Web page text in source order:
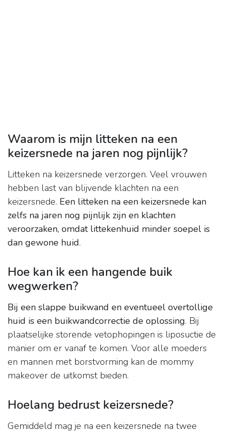
Waarom is mijn litteken na een
keizersnede na jaren nog pijnlijk?
Litteken na keizersnede verzorgen. Veel vrouwen
hebben last van blijvende klachten na een
keizersnede. Een litteken na een keizersnede kan
zelfs na jaren nog pijnlijk zijn en klachten
veroorzaken, omdat littekenhuid minder soepel is
dan gewone huid.
Hoe kan ik een hangende buik
wegwerken?
Bij een slappe buikwand en eventueel overtollige
huid is een buikwandcorrectie de oplossing. Bij
plaatselijke storende vetophopingen is liposuctie de
manier om er vanaf te komen. Voor alle moeders
en mannen met borstvorming kan de mommy
makeover de uitkomst bieden.
Hoelang bedrust keizersnede?
Gemiddeld mag je na een keizersnede na twee